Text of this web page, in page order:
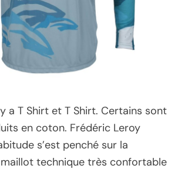
a T Shirt et T Shirt. Certains sont
en coton. Frédéric Leroy
s’est penché sur la
technique très confortable